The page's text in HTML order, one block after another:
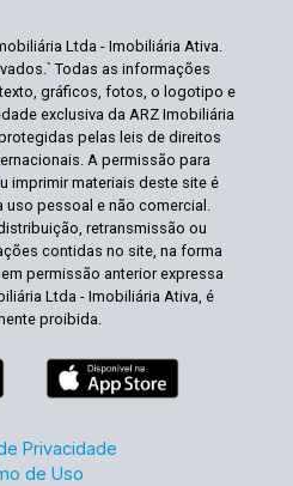
Ltda - Imobiliária Ativa.
Todas as informações
gráficos, fotos, o logotipo e
exclusiva da ARZ Imobiliária
pelas leis de direitos
A permissão para
imprimir materiais deste site é
pessoal e não comercial.
retransmissão ou
contidas no site, na forma
permissão anterior expressa
Ltda - Imobiliária Ativa, é
proibida.
Privacidade
de Uso